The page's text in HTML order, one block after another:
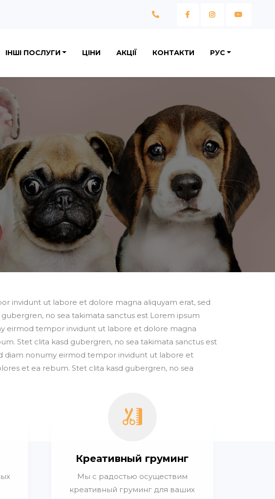
ІНШI ПОСЛУГИ ЦIНИ АКЦІЇ КОНТАКТИ РУС
invidunt ut labore et dolore magna aliquyam erat, sed
no sea takimata sanctus est Lorem ipsum
eirmod tempor invidunt ut labore et dolore magna
Stet clita kasd gubergren, no sea takimata sanctus est
diam nonumy eirmod tempor invidunt ut labore et
et ea rebum. Stet clita kasd gubergren, no sea
Креативный груминг
Мы с радостью осуществим
креативный груминг для ваших